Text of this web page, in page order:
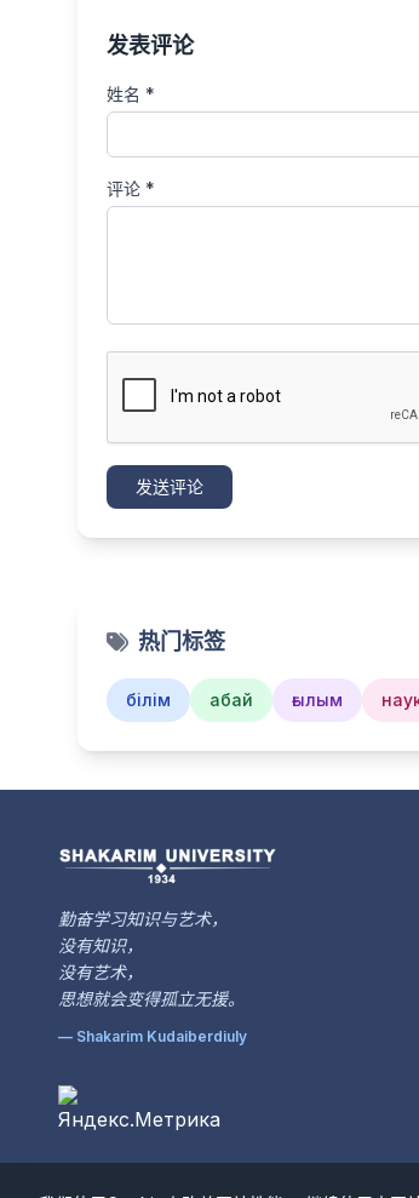
发表评论
姓名 *
评论 *
发送评论
热门标签
білім абай ғылым
勤奋学习知识与艺术，
没有知识，
没有艺术，
思想就会变得孤立无援。
— Shakarim Kudaiberdiuly